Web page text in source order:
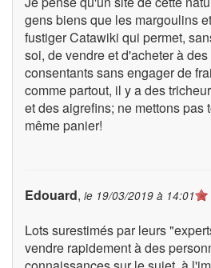
gens biens que les margoulins
fustiger Catawiki qui permet,
soi, de vendre et d'acheter à
consentants sans engager de
comme partout, il y a des
et des aigrefins; ne mettons pas
même panier!
Edouard, le 19/03/2019 à 14:01
Lots surestimés par leurs
vendre rapidement à des